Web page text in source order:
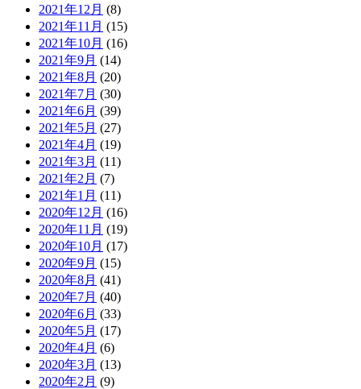
2021年12月 (8)
2021年11月 (15)
2021年10月 (16)
2021年9月 (14)
2021年8月 (20)
2021年7月 (30)
2021年6月 (39)
2021年5月 (27)
2021年4月 (19)
2021年3月 (11)
2021年2月 (7)
2021年1月 (11)
2020年12月 (16)
2020年11月 (19)
2020年10月 (17)
2020年9月 (15)
2020年8月 (41)
2020年7月 (40)
2020年6月 (33)
2020年5月 (17)
2020年4月 (6)
2020年3月 (13)
2020年2月 (9)